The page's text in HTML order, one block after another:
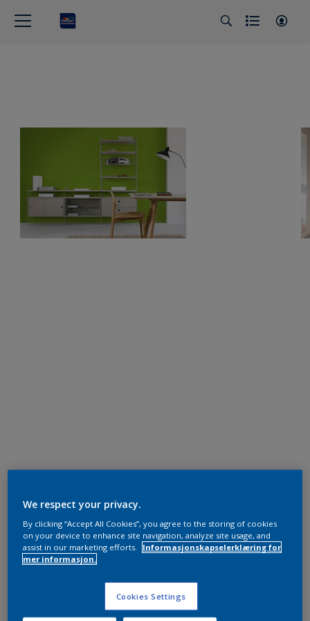
We respect your privacy.
By clicking “Accept All Cookies”, you agree to the storing of cookies
on your device to enhance site navigation, analyze site usage, and
assist in our marketing efforts.
Informasjonskapselerklæring for
mer informasjon.
Cookies Settings